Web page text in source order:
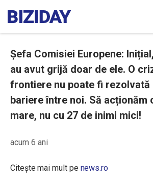
Șefa Comisiei Europene:
au avut grijă doar de ele. O
frontiere nu poate fi rezolvată
bariere între noi. Să acționăm
mare, nu cu 27 de inimi mici!
acum 6 ani
Citește mai mult pe news.ro